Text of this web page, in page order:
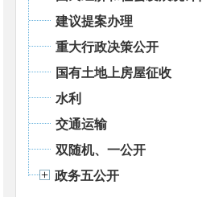
建议提案办理
重大行政决策公开
国有土地上房屋征收
水利
交通运输
双随机、一公开
政务五公开